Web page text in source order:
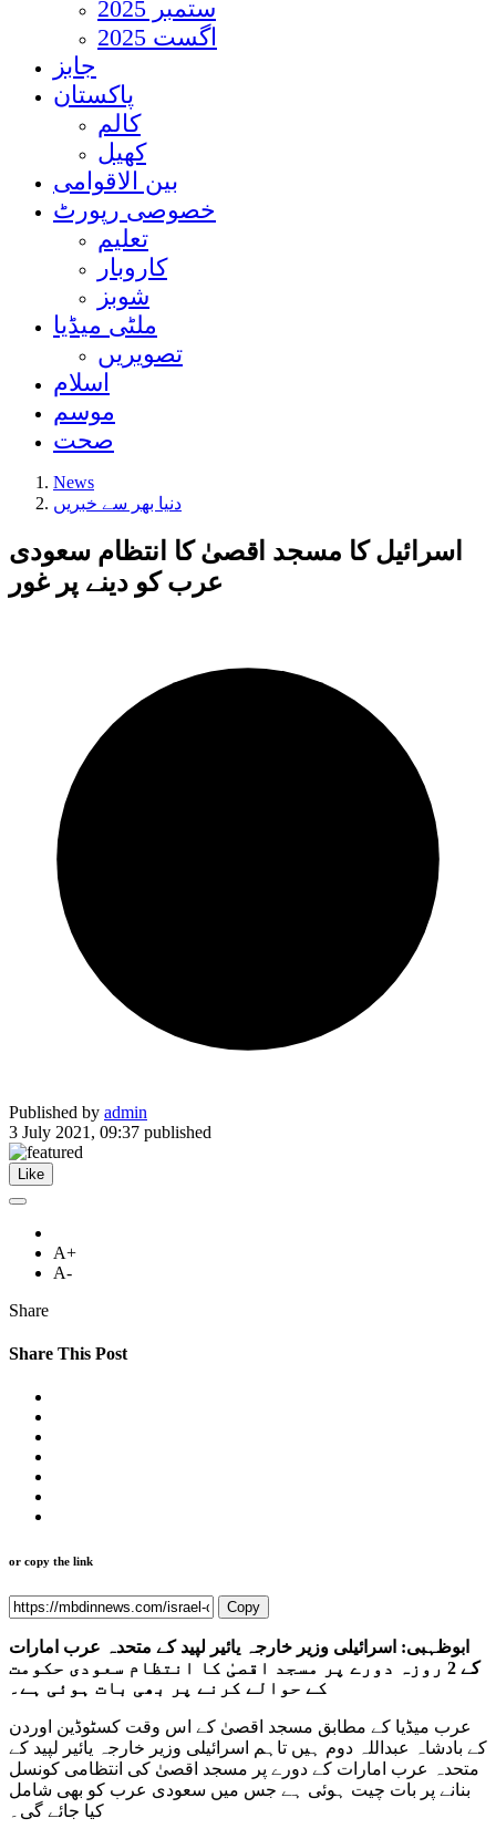
ستمبر 2025
اگست 2025
جابز
پاکستان
کالم
کھیل
بین الاقوامی
خصوصی رپورٹ
تعلیم
کاروبار
شوبز
ملٹی میڈیا
تصویریں
اسلام
موسم
صحت
News
دنیا بھر سے خبریں
اسرائیل کا مسجد اقصیٰ کا انتظام سعودی
عرب کو دینے پر غور
Published by admin
3 July 2021, 09:37 published
Like
A+
A-
Share
Share This Post
or copy the link
Copy
ابوظہبی: اسرائیلی وزیر خارجہ یائیر لپید کے متحدہ عرب امارات
کے 2 روزہ دورے پر مسجد اقصیٰ کا انتظام سعودی حکومت
کے حوالے کرنے پر بھی بات ہوئی ہے۔
عرب میڈیا کے مطابق مسجد اقصیٰ کے اس وقت کسٹوڈین اوردن
کے بادشاہ عبداللہ دوم ہیں تاہم اسرائیلی وزیر خارجہ یائیر لپید کے
متحدہ عرب امارات کے دورے پر مسجد اقصیٰ کی انتظامی کونسل
بنانے پر بات چیت ہوئی ہے جس میں سعودی عرب کو بھی شامل
کیا جائے گی۔